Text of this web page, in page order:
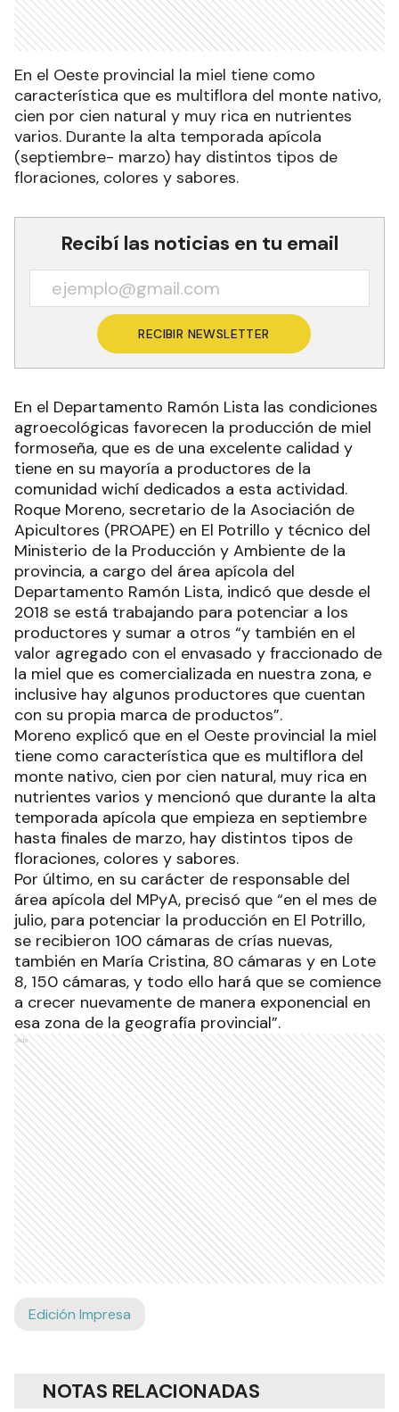
En el Oeste provincial la miel tiene como
característica que es multiflora del monte nativo,
cien por cien natural y muy rica en nutrientes
varios. Durante la alta temporada apícola
(septiembre- marzo) hay distintos tipos de
floraciones, colores y sabores.
Recibí las noticias en tu email
RECIBIR NEWSLETTER
En el Departamento Ramón Lista las condiciones
agroecológicas favorecen la producción de miel
formoseña, que es de una excelente calidad y
tiene en su mayoría a productores de la
comunidad wichí dedicados a esta actividad.
Roque Moreno, secretario de la Asociación de
Apicultores (PROAPE) en El Potrillo y técnico del
Ministerio de la Producción y Ambiente de la
provincia, a cargo del área apícola del
Departamento Ramón Lista, indicó que desde el
2018 se está trabajando para potenciar a los
productores y sumar a otros “y también en el
valor agregado con el envasado y fraccionado de
la miel que es comercializada en nuestra zona, e
inclusive hay algunos productores que cuentan
con su propia marca de productos”.
Moreno explicó que en el Oeste provincial la miel
tiene como característica que es multiflora del
monte nativo, cien por cien natural, muy rica en
nutrientes varios y mencionó que durante la alta
temporada apícola que empieza en septiembre
hasta finales de marzo, hay distintos tipos de
floraciones, colores y sabores.
Por último, en su carácter de responsable del
área apícola del MPyA, precisó que “en el mes de
julio, para potenciar la producción en El Potrillo,
se recibieron 100 cámaras de crías nuevas,
también en María Cristina, 80 cámaras y en Lote
8, 150 cámaras, y todo ello hará que se comience
a crecer nuevamente de manera exponencial en
esa zona de la geografía provincial”.
Ads
Edición Impresa
NOTAS RELACIONADAS